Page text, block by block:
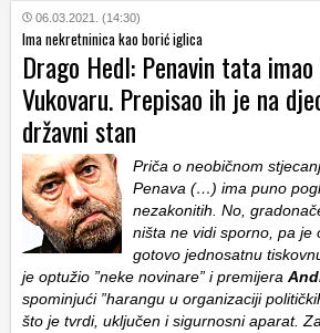
06.03.2021. (14:30)
Ima nekretninica kao borić iglica
Drago Hedl: Penavin tata
Vukovaru. Prepisao ih je na
državni stan
Priča o neobičnom
Penava (…) ima puno
nezakonitih. No,
ništa ne vidi sporno, pa je
gotovo jednosatnu
je optužio ”neke novinare” i premijera
spominjući ”harangu u organizaciji
što je tvrdi, uključen i sigurnosni aparat.